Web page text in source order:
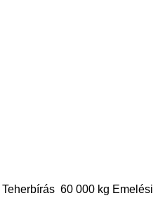
Teherbírás 60 000 kg Emelési